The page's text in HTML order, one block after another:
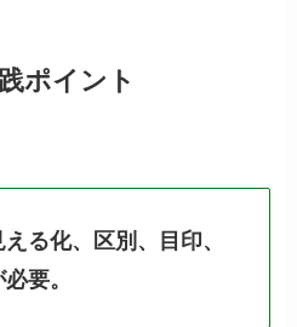
ポイント
る化、区別、目印、
要。